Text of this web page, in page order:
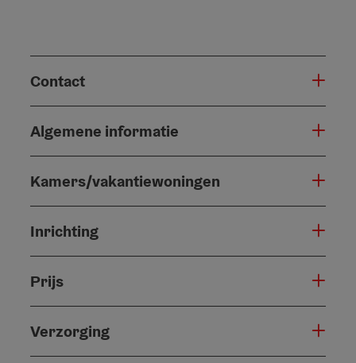
Contact
Algemene informatie
Kamers/vakantiewoningen
Inrichting
Prijs
Verzorging